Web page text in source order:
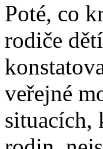
Poté, co
rodiče
veřejné
situacích,